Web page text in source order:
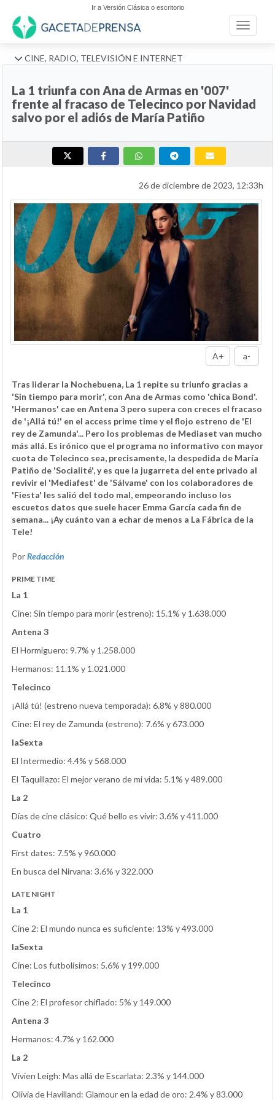
Ir a Versión Clásica o escritorio
Toggle
CINE, RADIO, TELEVISIÓN E INTERNET
La 1 triunfa con Ana de Armas en '007'
frente al fracaso de Telecinco por Navidad
salvo por el adiós de María Patiño
26 de diciembre de 2023, 12:33h
A+ a-
Tras liderar la Nochebuena, La 1 repite su triunfo gracias a
'Sin tiempo para morir', con Ana de Armas como 'chica Bond'.
'Hermanos' cae en Antena 3 pero supera con creces el fracaso
de '¡Allá tú!' en el access prime time y el flojo estreno de 'El
rey de Zamunda'... Pero los problemas de Mediaset van mucho
más allá. Es irónico que el programa no informativo con mayor
cuota de Telecinco sea, precisamente, la despedida de María
Patiño de 'Socialité', y es que la jugarreta del ente privado al
revivir el 'Mediafest' de 'Sálvame' con los colaboradores de
'Fiesta' les salió del todo mal, empeorando incluso los
escuetos datos que suele hacer Emma García cada fin de
semana... ¡Ay cuánto van a echar de menos a La Fábrica de la
Tele!
PorRedacción
PRIME TIME
La 1
Cine: Sin tiempo para morir (estreno): 15.1% y 1.638.000
Antena 3
El Hormiguero: 9.7% y 1.258.000
Hermanos: 11.1% y 1.021.000
Telecinco
¡Allá tú! (estreno nueva temporada): 6.8% y 880.000
Cine: El rey de Zamunda (estreno): 7.6% y 673.000
laSexta
El Intermedio: 4.4% y 568.000
El Taquillazo: El mejor verano de mi vida: 5.1% y 489.000
La 2
Días de cine clásico: Qué bello es vivir: 3.6% y 411.000
Cuatro
First dates: 7.5% y 960.000
En busca del Nirvana: 3.6% y 322.000
LATE NIGHT
La 1
Cine 2: El mundo nunca es suficiente: 13% y 493.000
laSexta
Cine: Los futbolísimos: 5.6% y 199.000
Telecinco
Cine 2: El profesor chiflado: 5% y 149.000
Antena 3
Hermanos: 4.7% y 162.000
La 2
Vivien Leigh: Mas allá de Escarlata: 2.3% y 144.000
Olivia de Havilland: Glamour en la edad de oro: 2.4% y 83.000